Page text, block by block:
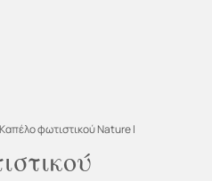
Καπέλο φωτιστικού Nature l